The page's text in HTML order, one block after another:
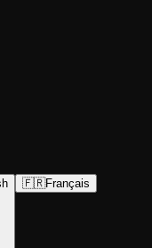
🇫🇷Français
Tiyatroları